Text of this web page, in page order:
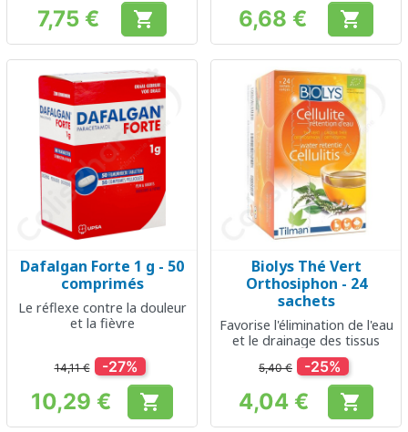
Prix
7,75 €  Prix
6,68 € 
Dafalgan Forte 1 g - 50
comprimés
Le réflexe contre la douleur
et la fièvre
14,11 € -27%
Prix
10,29 € 
Biolys Thé Vert
Orthosiphon - 24
sachets
Favorise l'élimination de l'eau
et le drainage des tissus
5,40 € -25%
Prix
4,04 € 